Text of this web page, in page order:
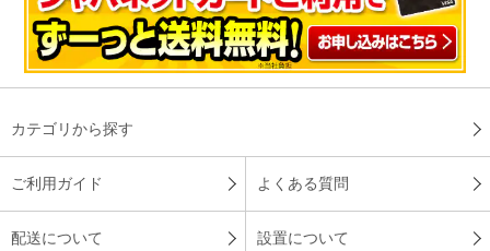
カテゴリから探す
ご利用ガイド よくある質問
配送について 設置について